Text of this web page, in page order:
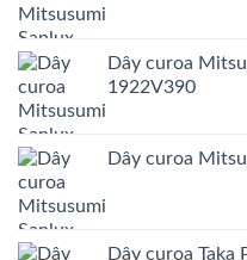
Dây curoa
1922V390
Dây curoa
Dây curoa